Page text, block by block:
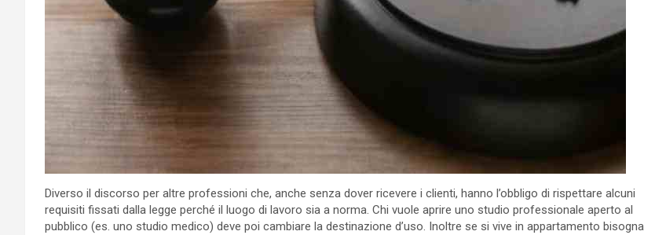
Diverso il discorso per altre professioni che, anche senza dover ricevere i clienti, hanno l’obbligo di rispettare alcuni
requisiti fissati dalla legge perché il luogo di lavoro sia a norma. Chi vuole aprire uno studio professionale aperto al
pubblico (es. uno studio medico) deve poi cambiare la destinazione d’uso. Inoltre se si vive in appartamento bisogna